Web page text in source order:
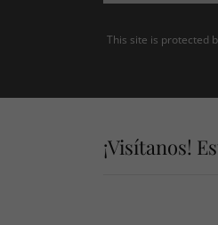
This site is protected
¡Visítanos!